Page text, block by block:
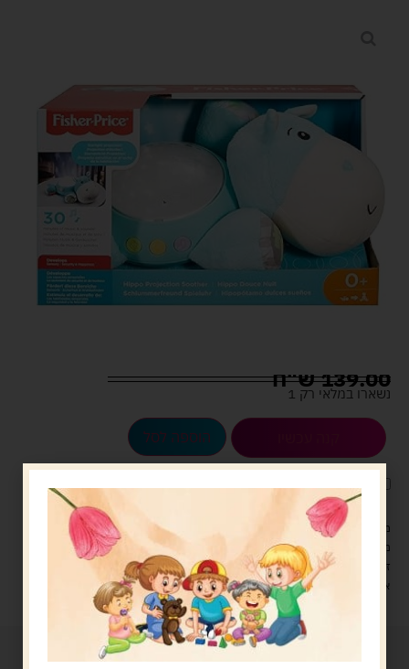
139.00ש"ח
נשארו במלאי רק 1
הוספה לסל
לארוז את המוצר באריזת מתנה5.00 ש"ח ?
מעל 329 ש"ח, משלוח עם שליח עד הבית חינם! – 0 ₪
משלוח עם שליח עד הבית: 29 ש"ח
זמן אספקה: עד 4 ימי עסקים.
איסוף עצמי: מ"ביתר טויס" רחוב בניין דוד 18, ביתר עילית.